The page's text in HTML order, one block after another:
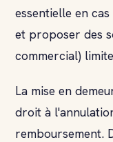
essentielle en
et proposer des
commercial)
La mise en
droit à
remboursement.